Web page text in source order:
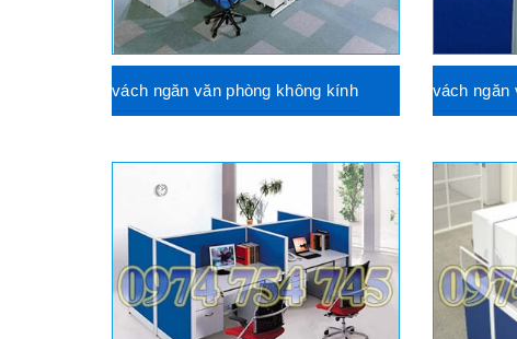
vách ngăn văn phòng không kính vách ngăn